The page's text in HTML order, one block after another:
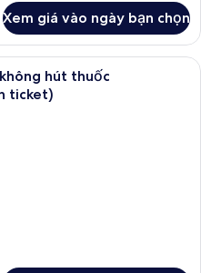
Xem giá vào ngày bạn chọn
Phòng 2 giường đơn Superior,
hút thuốc
ticket)